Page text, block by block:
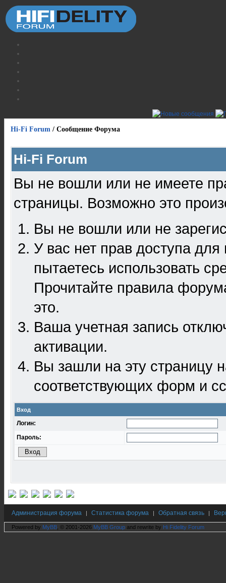
Hi-Fi Forum / Сообщение Форума
Hi-Fi Forum
Вы не вошли или не имеете
страницы. Возможно это
Вы не вошли или не
У вас нет прав доступа
пытаетесь использовать
Прочитайте правила
это.
Ваша учетная запись
активации.
Вы зашли на эту
соответствующих форм и
Вход
Логин:
Пароль:
Администрация форума | Статистика форума | Обратная связь |
Powered by MyBB , © 2001-2026 MyBB Group and rewrite by Hi Fidelity Forum